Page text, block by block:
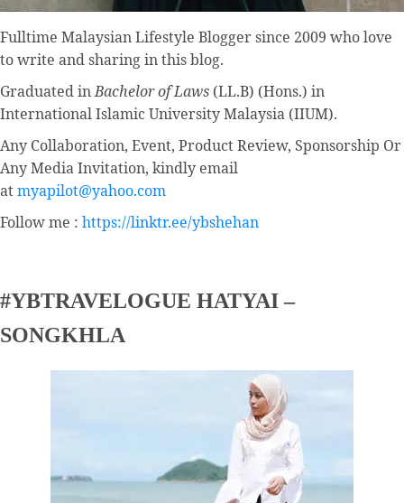
Fulltime Malaysian Lifestyle Bloggersince 2009 who love
to write and sharing in this blog.
Graduated inBachelor of Laws (LL.B) (Hons.) in
International Islamic University Malaysia (IIUM).
Any Collaboration, Event, Product Review, Sponsorship Or
Any Media Invitation, kindly email
atmyapilot@yahoo.com
Follow me : https://linktr.ee/ybshehan
#YBTRAVELOGUE HATYAI –
SONGKHLA